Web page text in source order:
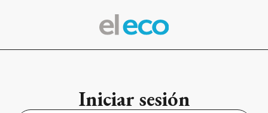
Iniciar sesión